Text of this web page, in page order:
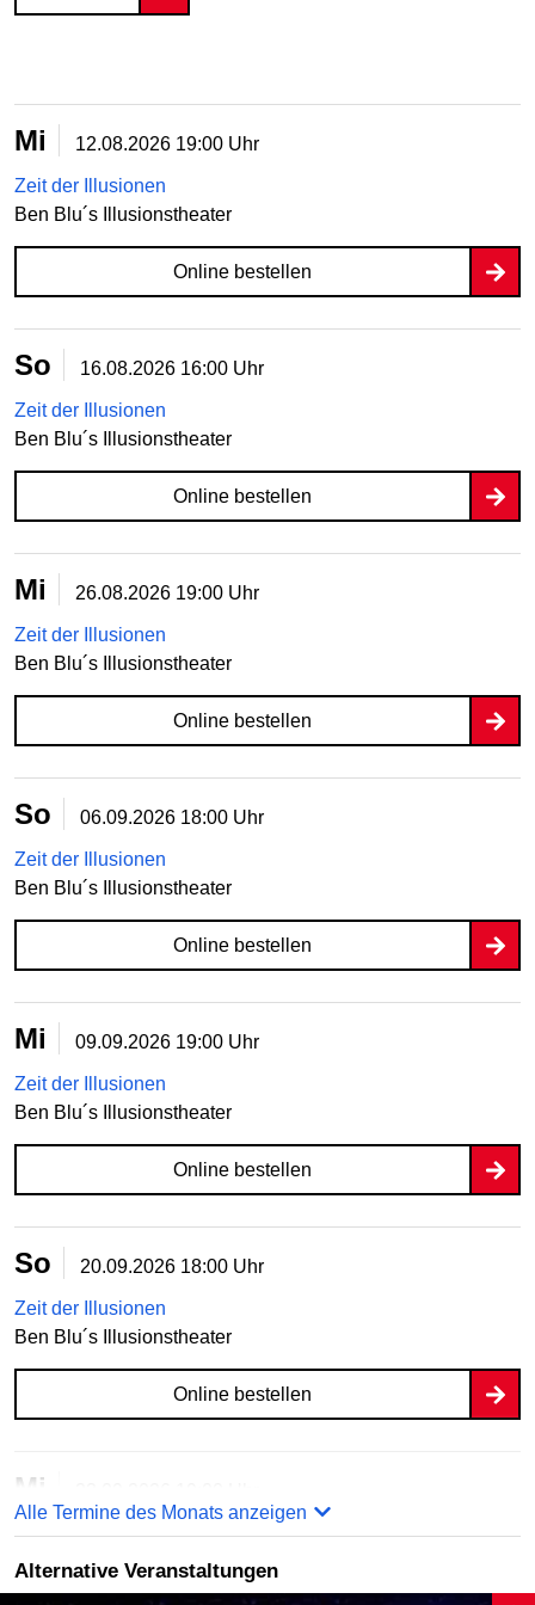
Mi 12.08.2026 19:00 Uhr
Zeit der Illusionen
Ben Blu´s Illusionstheater
Online bestellen
So 16.08.2026 16:00 Uhr
Zeit der Illusionen
Ben Blu´s Illusionstheater
Online bestellen
Mi 26.08.2026 19:00 Uhr
Zeit der Illusionen
Ben Blu´s Illusionstheater
Online bestellen
So 06.09.2026 18:00 Uhr
Zeit der Illusionen
Ben Blu´s Illusionstheater
Online bestellen
Mi 09.09.2026 19:00 Uhr
Zeit der Illusionen
Ben Blu´s Illusionstheater
Online bestellen
So 20.09.2026 18:00 Uhr
Zeit der Illusionen
Ben Blu´s Illusionstheater
Online bestellen
Mi
Zeit der Illusionen
Ben Blu´s Illusionstheater
Alle Termine des Monats anzeigen
Alternative Veranstaltungen